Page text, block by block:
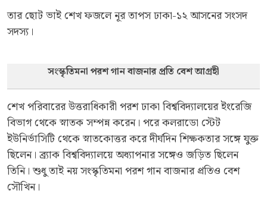
তার ছোট ভাই শেখ ফজলে নূর তাপস ঢাকা-১২ আসনের সংসদ
সদস্য।
সংস্কৃতিমনা পরশ গান বাজনার প্রতি বেশ আগ্রহী
শেখ পরিবারের উত্তরাধিকারী পরশ ঢাকা বিশ্ববিদ্যালয়ের ইংরেজি
বিভাগ থেকে স্নাতক সম্পন্ন করেন। পরে কলরাডো স্টেট
ইউনির্ভাসিটি থেকে স্নাতকোত্তর করে দীর্ঘদিন শিক্ষকতার সঙ্গে যুক্ত
ছিলেন। ব্র্যাক বিশ্ববিদ্যালয়ে অধ্যাপনার সঙ্গেও জড়িত ছিলেন
তিনি। শুধু তাই নয় সংস্কৃতিমনা পরশ গান বাজনার প্রতিও বেশ
সৌখিন।